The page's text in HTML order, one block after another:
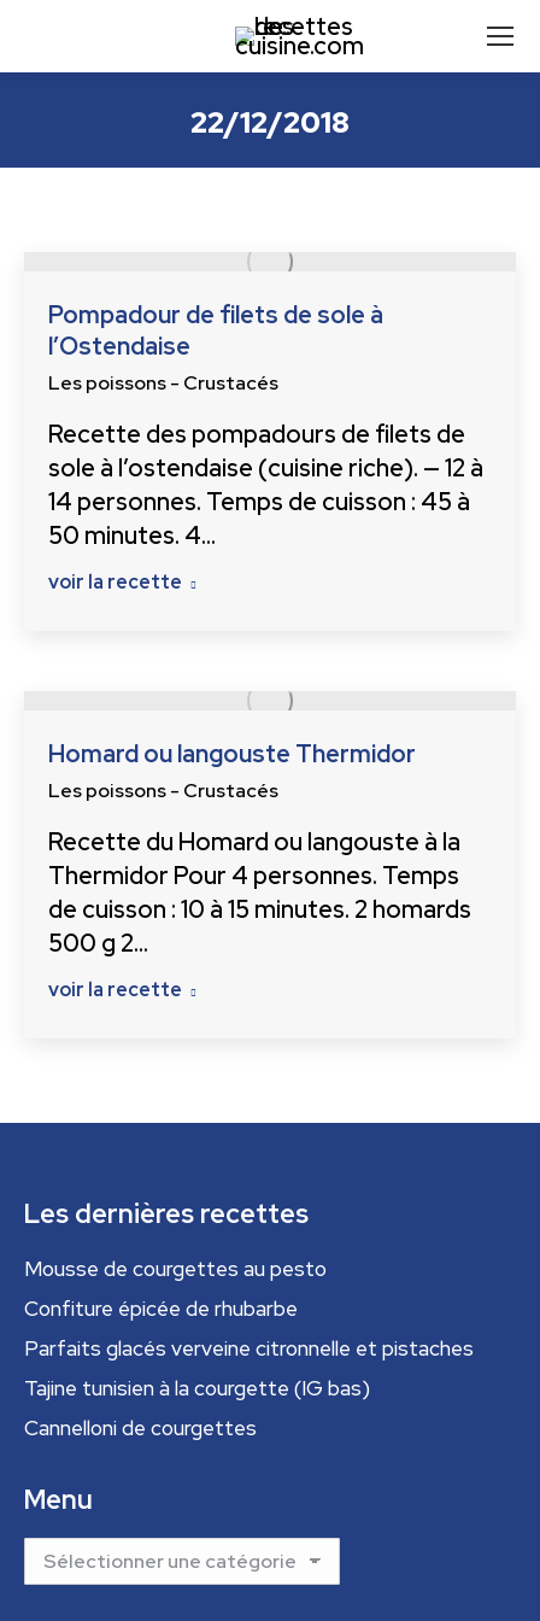
22/12/2018
Pompadour de filets de sole à
l’Ostendaise
Les poissons - Crustacés
Recette des pompadours de filets de
sole à l’ostendaise (cuisine riche). — 12 à
14 personnes. Temps de cuisson : 45 à
50 minutes. 4…
voir la recette
Homard ou langouste Thermidor
Les poissons - Crustacés
Recette du Homard ou langouste à la
Thermidor Pour 4 personnes. Temps
de cuisson : 10 à 15 minutes. 2 homards
500 g 2…
voir la recette
Les dernières recettes
Mousse de courgettes au pesto
Confiture épicée de rhubarbe
Parfaits glacés verveine citronnelle et pistaches
Tajine tunisien à la courgette (IG bas)
Cannelloni de courgettes
Menu
Menu